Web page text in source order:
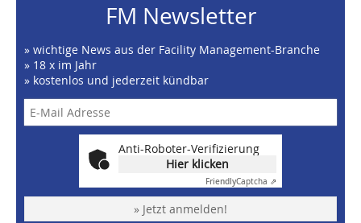
FM Newsletter
» wichtige News aus der Facility Management-Branche
» 18 x im Jahr
» kostenlos und jederzeit kündbar
Anti-Roboter-Verifizierung
Hier klicken
FriendlyCaptcha ⇗
» Jetzt anmelden!